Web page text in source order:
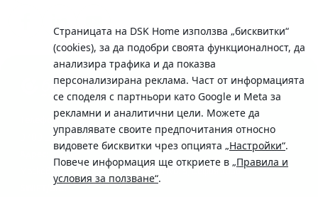
Страницата на DSK Home използва „бисквитки“
(cookies), за да подобри своята функционалност, да
анализира трафика и да показва
персонализирана реклама. Част от информацията
се споделя с партньори като Google и Meta за
рекламни и аналитични цели. Можете да
управлявате своите предпочитания относно
видовете бисквитки чрез опцията „Настройки“.
Повече информация ще откриете в „Правила и
условия за ползване“.
Телефон:
0700 10 375 / *2375
Московска No.19 / ул. Г. Бенковски No. 5, София 1036
SWIFT/BIC: